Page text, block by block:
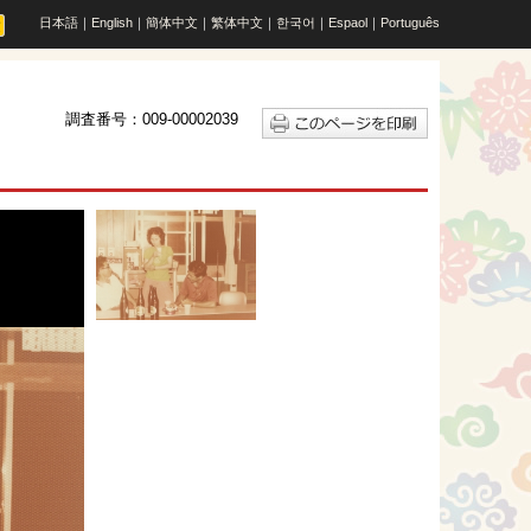
日本語 ｜ English ｜ 簡体中文 ｜ 繁体中文 ｜ 한국어 ｜ Espaol ｜ Português
調査番号：009-00002039